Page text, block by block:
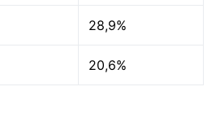
28,9%
20,6%